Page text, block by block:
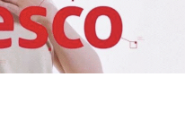
a usar a
ela pode contribuir para
trabalho, escola,
ideia, em 2020, as